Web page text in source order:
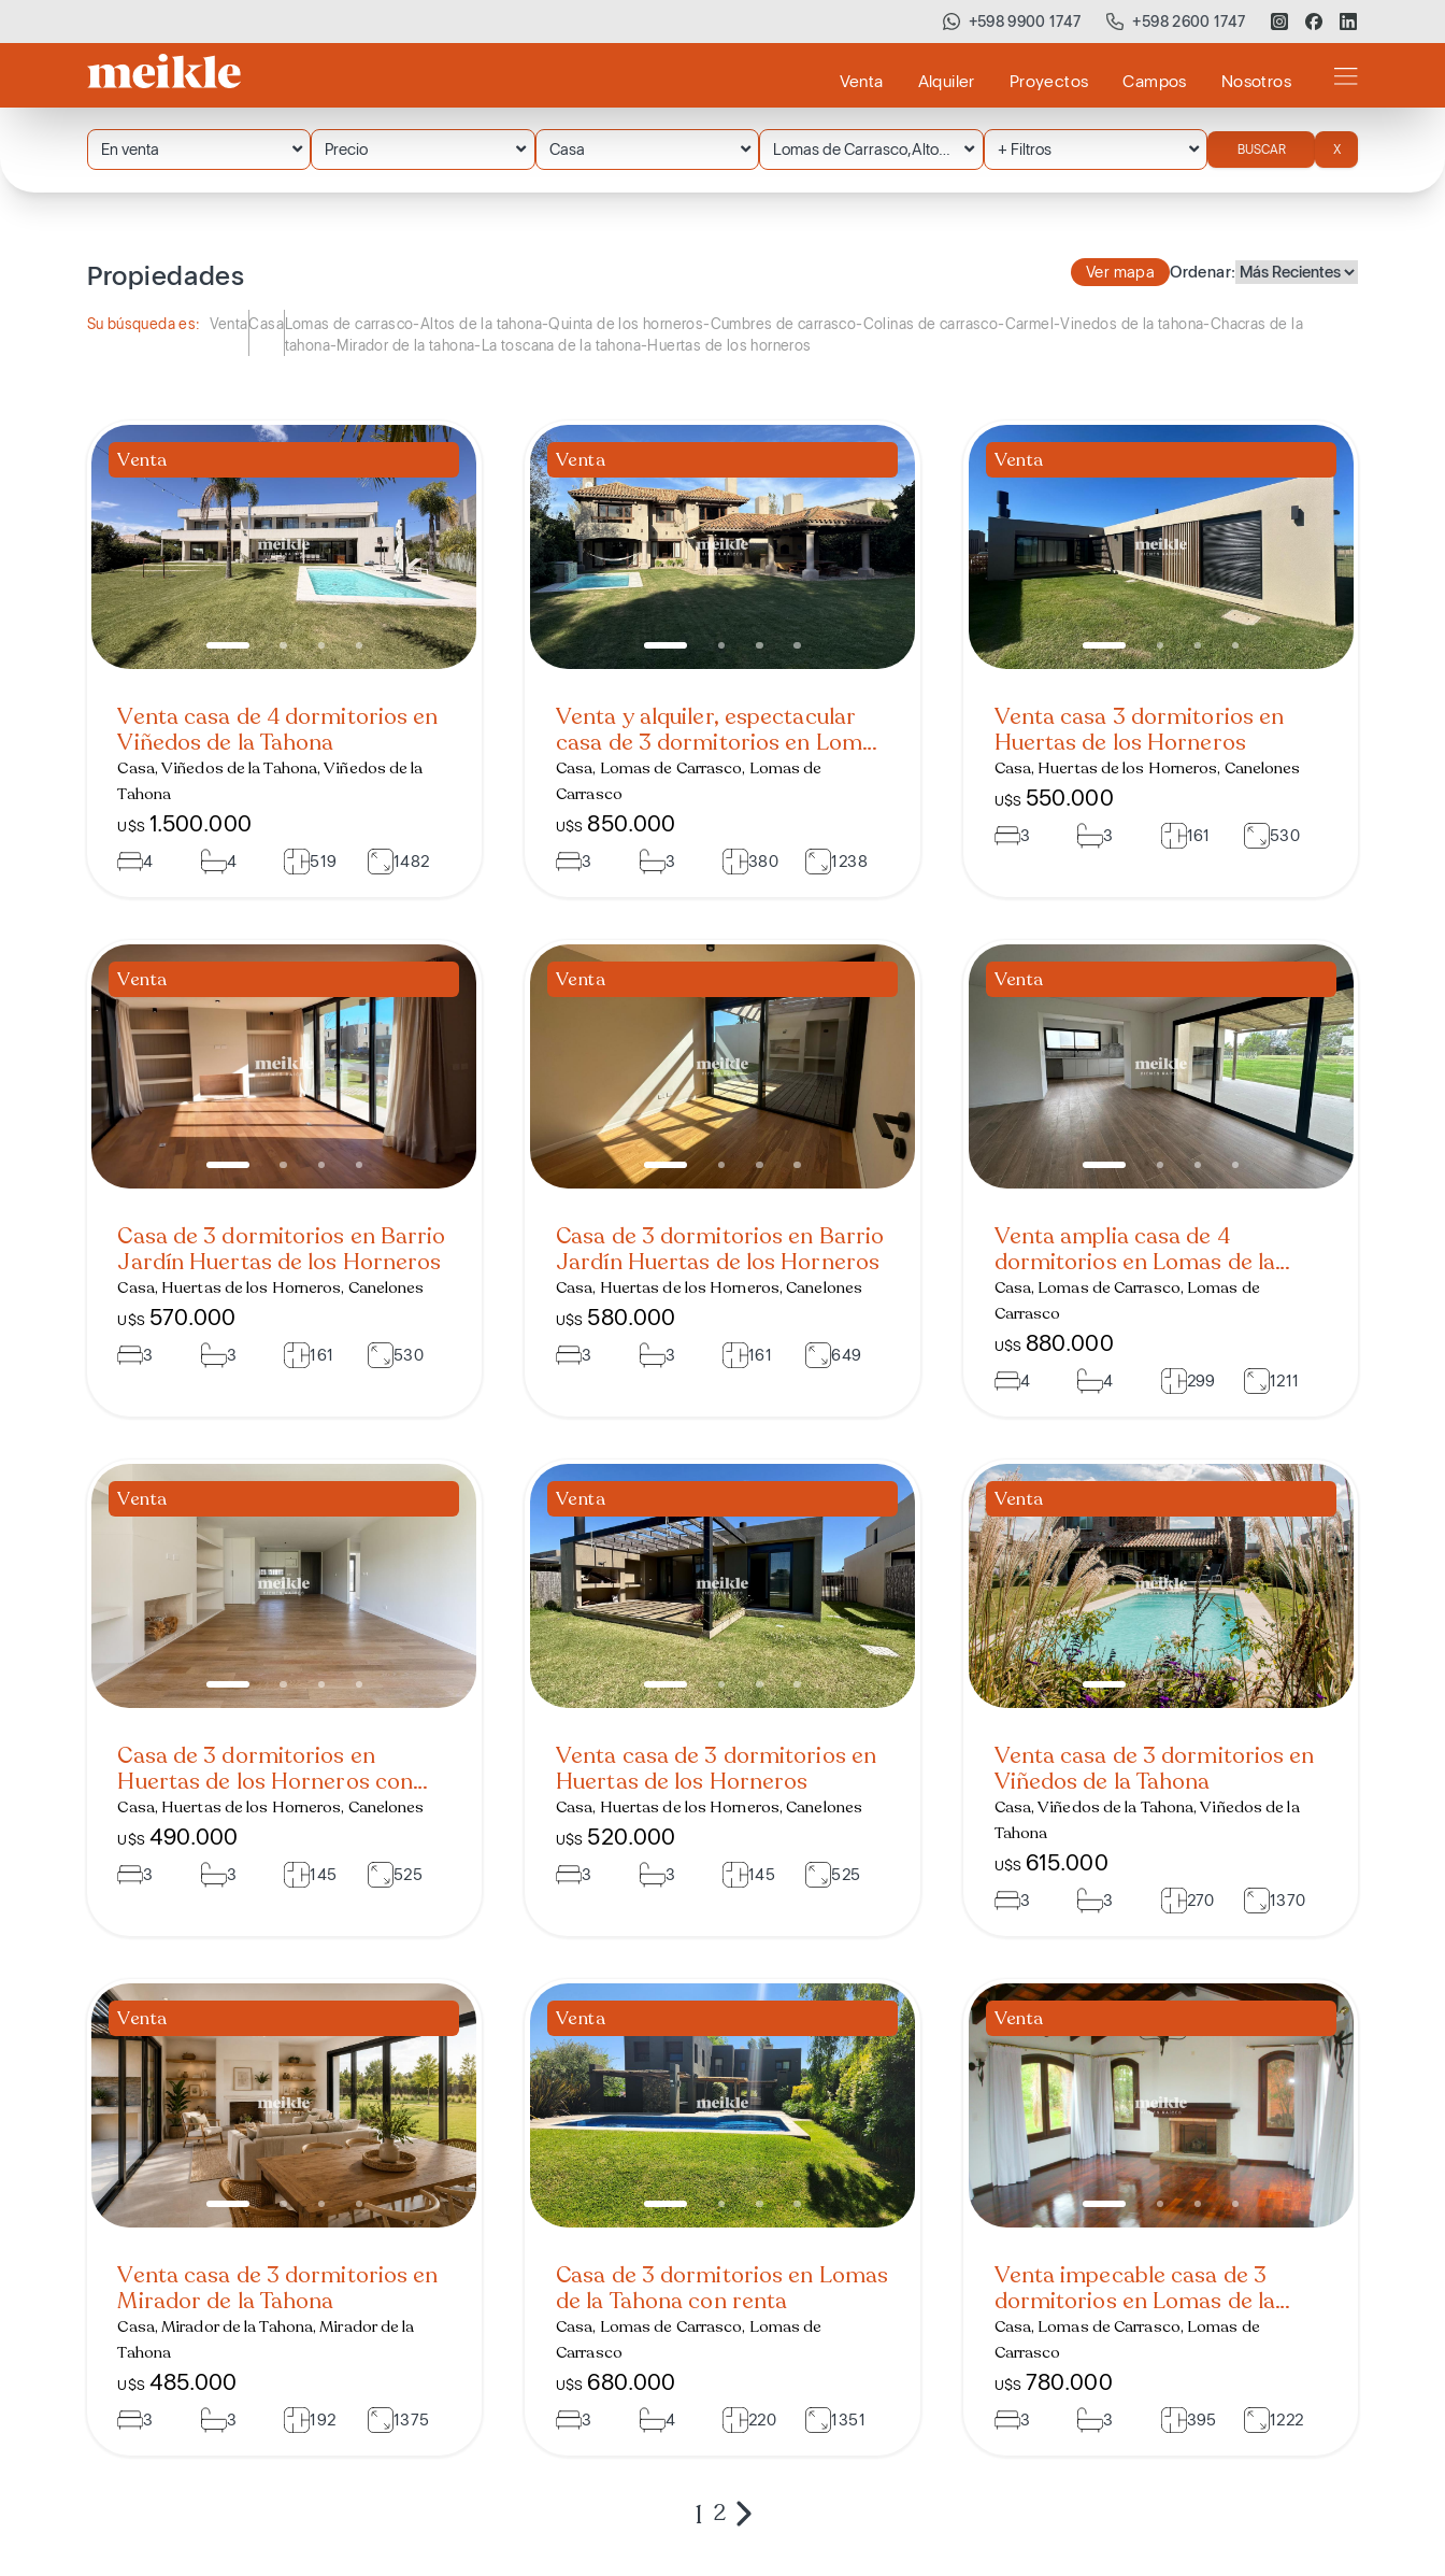
+598 9900 1747 +598 2600 1747
Venta Alquiler Proyectos Campos Nosotros
En venta Precio Casa Lomas de Carrasco,Altos de la Tahona,Quinta de los Horneros,Cumbres de Carrasco,Colinas de
+ Filtros BUSCAR X
Propiedades Ver mapa Ordenar:
Su búsqueda es: VentaCasaLomas de carrasco-Altos de la tahona-Quinta de los horneros-Cumbres de carrasco-Colinas de carrasco-Carmel-Vinedos de la tahona-Chacras de la
tahona-Mirador de la tahona-La toscana de la tahona-Huertas de los horneros
Venta
Venta casa de 4 dormitorios en
Viñedos de la Tahona
Casa, Viñedos de la Tahona, Viñedos de la
Tahona
U$S1.500.000
4 4 519 1482
Venta
Venta y alquiler, espectacular
casa de 3 dormitorios en Lomas
de la Tahona
Casa, Lomas de Carrasco, Lomas de
Carrasco
U$S 850.000
3 3 380 1238
Venta
Venta casa 3 dormitorios en
Huertas de los Horneros
Casa, Huertas de los Horneros, Canelones
U$S550.000
3 3 161 530
Venta
Casa de 3 dormitorios en Barrio
Jardín Huertas de los Horneros
Casa, Huertas de los Horneros, Canelones
U$S570.000
3 3 161 530
Venta
Casa de 3 dormitorios en Barrio
Jardín Huertas de los Horneros
Casa, Huertas de los Horneros, Canelones
U$S 580.000
3 3 161 649
Venta
Venta amplia casa de 4
dormitorios en Lomas de la
Tahona
Casa, Lomas de Carrasco, Lomas de
Carrasco
U$S880.000
4 4 299 1211
Venta
Casa de 3 dormitorios en
Huertas de los Horneros con
piscina
Casa, Huertas de los Horneros, Canelones
U$S490.000
3 3 145 525
Venta
Venta casa de 3 dormitorios en
Huertas de los Horneros
Casa, Huertas de los Horneros, Canelones
U$S 520.000
3 3 145 525
Venta
Venta casa de 3 dormitorios en
Viñedos de la Tahona
Casa, Viñedos de la Tahona, Viñedos de la
Tahona
U$S615.000
3 3 270 1370
Venta
Venta casa de 3 dormitorios en
Mirador de la Tahona
Casa, Mirador de la Tahona, Mirador de la
Tahona
U$S485.000
3 3 192 1375
Venta
Casa de 3 dormitorios en Lomas
de la Tahona con renta
Casa, Lomas de Carrasco, Lomas de
Carrasco
U$S 680.000
3 4 220 1351
Venta
Venta impecable casa de 3
dormitorios en Lomas de la
Tahona
Casa, Lomas de Carrasco, Lomas de
Carrasco
U$S780.000
3 3 395 1222
1 2